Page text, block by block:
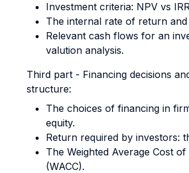
Investment criteria: NPV vs
The internal rate of return and
Relevant cash flows for an
valution analysis.
Third part - Financing decisions
structure:
The choices of financing in
equity.
Return required by investors:
The Weighted Average Cost of
(WACC).